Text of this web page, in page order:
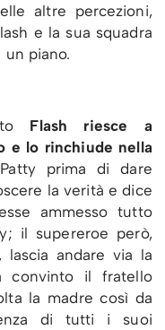
altre percezioni,
e la sua squadra
piano.
Flash riesce a
e lo rinchiude nella
prima di dare
la verità e dice
ammesso tutto
il supereroe però,
lascia andare via la
convinto il fratello
la madre così da
di tutti i suoi